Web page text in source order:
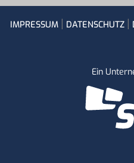
IMPRESSUM| DATENSCHUTZ|
Ein